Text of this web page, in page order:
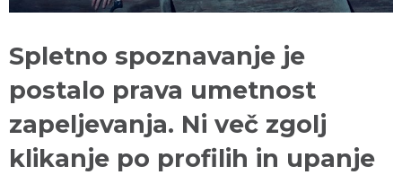
Spletno spoznavanje je
postalo prava umetnost
zapeljevanja. Ni več zgolj
klikanje po profilih in upanje